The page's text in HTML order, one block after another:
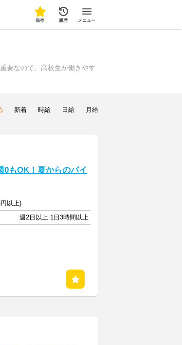
保存 履歴 メニュー
要なので、高校生が働きやす
新着 時給 日給 月給
0もOK！夏からのバイ
以上)
週2日以上 1日3時間以上